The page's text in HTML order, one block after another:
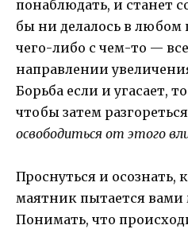
понаблюдать, и станет
бы ни делалось в любом
чего-либо с чем-то —
направлении
Борьба если и угасает,
чтобы затем
освободиться от этого
Проснуться и осознать,
маятник пытается вами
Понимать, что